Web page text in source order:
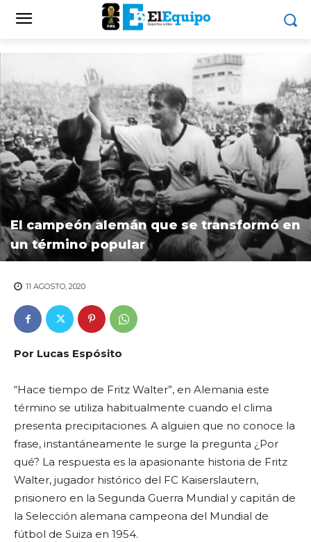
El campeón alemán que se transformó en
un término popular
11 AGOSTO, 2020
Por Lucas Espósito
“Hace tiempo de Fritz Walter”, en Alemania este
término se utiliza habitualmente cuando el clima
presenta precipitaciones. A alguien que no conoce la
frase, instantáneamente le surge la pregunta ¿Por
qué? La respuesta es la apasionante historia de Fritz
Walter, jugador histórico del FC Kaiserslautern,
prisionero en la Segunda Guerra Mundial y capitán de
la Selección alemana campeona del Mundial de
fútbol de Suiza en 1954.